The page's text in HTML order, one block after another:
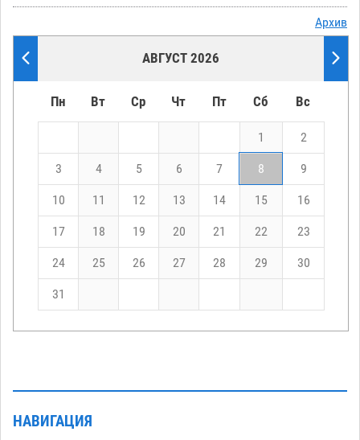
Архив
АВГУСТ 2026
Пн Вт Ср Чт Пт Сб Вс
1 2
3 4 5 6 7 8 9
10 11 12 13 14 15 16
17 18 19 20 21 22 23
24 25 26 27 28 29 30
31
НАВИГАЦИЯ